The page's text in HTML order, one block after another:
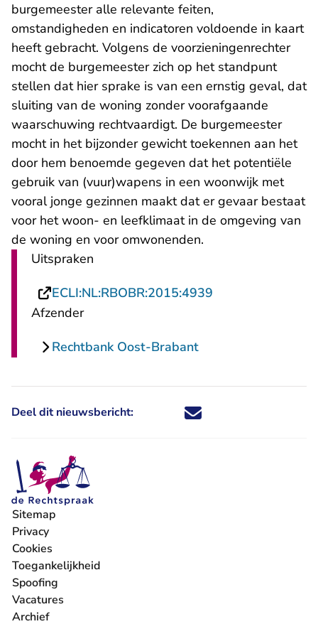
burgemeester alle relevante feiten,
omstandigheden en indicatoren voldoende in kaart
heeft gebracht. Volgens de voorzieningenrechter
mocht de burgemeester zich op het standpunt
stellen dat hier sprake is van een ernstig geval, dat
sluiting van de woning zonder voorafgaande
waarschuwing rechtvaardigt. De burgemeester
mocht in het bijzonder gewicht toekennen aan het
door hem benoemde gegeven dat het potentiële
gebruik van (vuur)wapens in een woonwijk met
vooral jonge gezinnen maakt dat er gevaar bestaat
voor het woon- en leefklimaat in de omgeving van
de woning en voor omwonenden.
Uitspraken
ECLI:NL:RBOBR:2015:4939
Afzender
Rechtbank Oost-Brabant
Deel dit nieuwsbericht: Deel dit nieuwsbericht via X -
Deel dit nieuwsbericht via
Deel dit nieuwsbericht
Deel dit
Sitemap
Privacy
Cookies
Toegankelijkheid
Spoofing
Vacatures
- U verlaat Rechtspraak.nl
Archief